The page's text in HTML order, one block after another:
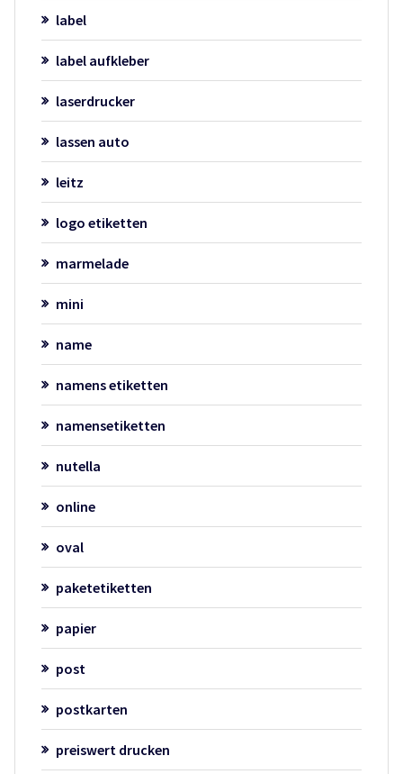
label
label aufkleber
laserdrucker
lassen auto
leitz
logo etiketten
marmelade
mini
name
namens etiketten
namensetiketten
nutella
online
oval
paketetiketten
papier
post
postkarten
preiswert drucken